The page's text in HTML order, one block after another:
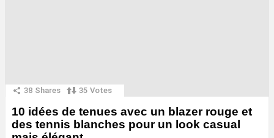
38 Shares 35 Votes
10 idées de tenues avec un blazer rouge et
des tennis blanches pour un look casual